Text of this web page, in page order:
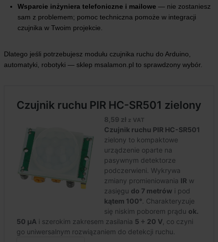
Wsparcie inżyniera telefoniczne i mailowe — nie zostaniesz
sam z problemem; pomoc techniczna pomoże w integracji
czujnika w Twoim projekcie.
Dlatego jeśli potrzebujesz modułu czujnika ruchu do Arduino,
automatyki, robotyki — sklep msalamon.pl to sprawdzony wybór.